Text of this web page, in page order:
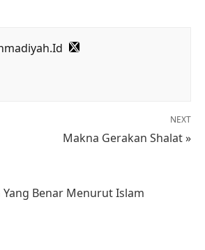
NEXT
Makna Gerakan Shalat »
Benar Menurut Islam